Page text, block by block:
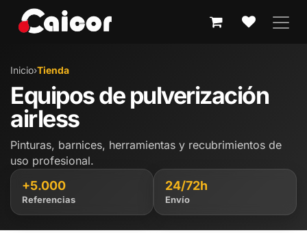
Inicio›Tienda
Equipos de pulverización
airless
Pinturas, barnices, herramientas y recubrimientos de
uso profesional.
+5.000
Referencias
24/72h
Envío